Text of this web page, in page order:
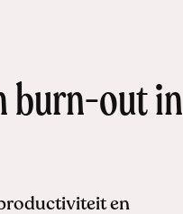
burn-out in
en